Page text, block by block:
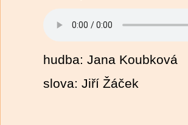
hudba: Jana Koubková
slova: Jiří Žáček